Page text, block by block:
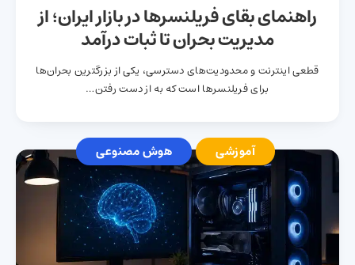
راهنمای بقای فریلنسرها در بازار ایران؛ از
مدیریت بحران تا ثبات درآمد
قطعی اینترنت و محدودیت‌های دسترسی، یکی از بزرگترین بحران‌ها
برای فریلنسرها است که به از دست رفتن…
آموزشی هوش مصنوعی